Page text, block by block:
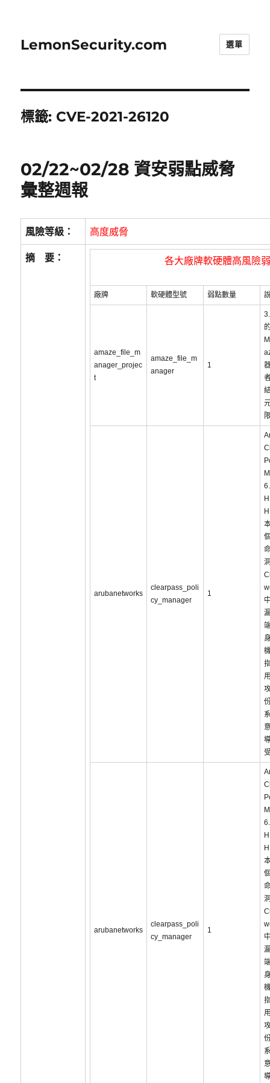
LemonSecurity.com 選單
標籤: CVE-2021-26120
02/22~02/28 資安弱點威脅
彙整週報
風險等級： 高度威脅
摘 要： 各大廠牌軟硬體高風險
廠牌 軟硬體型號 弱點數量
amaze_file_m
anager_projec
t
amaze_file_m
anager
1
arubanetworks
clearpass_poli
cy_manager
1
arubanetworks
clearpass_poli
cy_manager
1